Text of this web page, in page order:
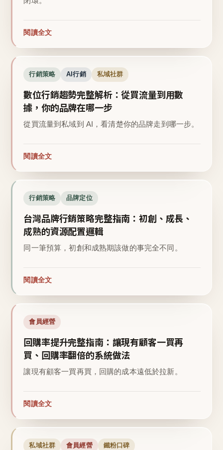
閱讀全文
行銷策略 AI行銷 私域社群
數位行銷趨勢完整解析：從買流量到用數
據，你的品牌在哪一步
從買流量到私域到 AI，看清楚你的品牌走到哪一步。
閱讀全文
行銷策略 品牌定位
台灣品牌行銷策略完整指南：初創、成長、
成熟的資源配置邏輯
同一筆預算，初創和成熟期該做的事完全不同。
閱讀全文
會員經營
回購率提升完整指南：讓現有顧客一買再
買、回購率翻倍的系統做法
讓現有顧客一買再買，回購的成本遠低於拉新。
閱讀全文
私域社群 會員經營 鐵粉口碑